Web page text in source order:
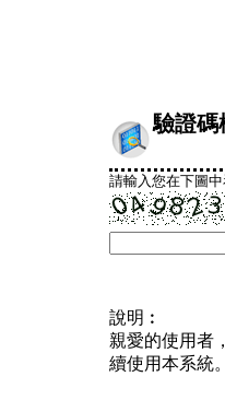
驗證碼
請輸入您在下圖
說明︰
親愛的使用者
續使用本系統